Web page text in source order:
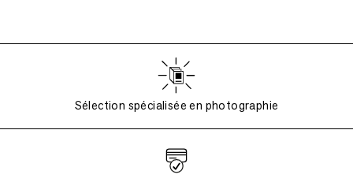
Sélection spécialisée en photographie